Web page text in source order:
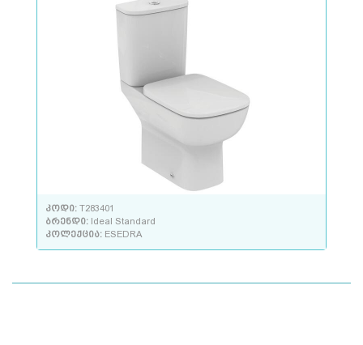
კოდი: T283401
ბრენდი: Ideal Standard
კოლექცია: ESEDRA